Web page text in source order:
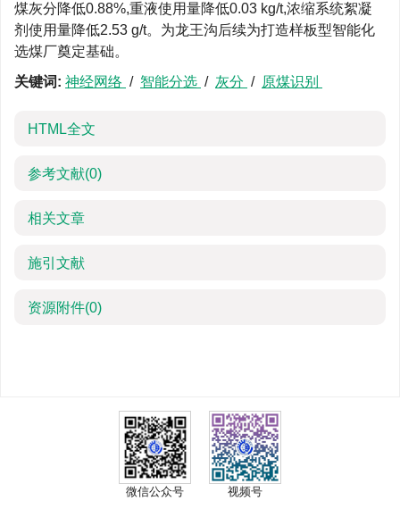
煤灰分降低0.88%,重液使用量降低0.03 kg/t,浓缩系统絮凝
剂使用量降低2.53 g/t。为龙王沟后续为打造样板型智能化
选煤厂奠定基础。
关键词: 神经网络 / 智能分选 / 灰分 / 原煤识别
HTML全文
参考文献(0)
相关文章
施引文献
资源附件(0)
微信公众号 视频号